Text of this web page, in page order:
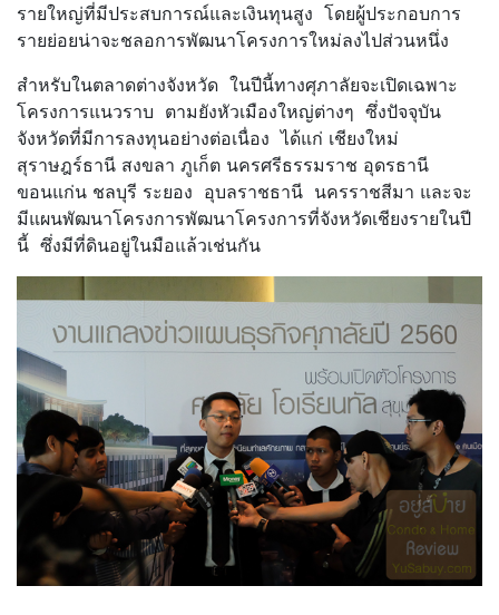
รายใหญ่ที่มีประสบการณ์และเงินทุนสูง โดยผู้ประกอบการ
รายย่อยน่าจะชลอการพัฒนาโครงการใหม่ลงไปส่วนหนึ่ง
สำหรับในตลาดต่างจังหวัด ในปีนี้ทางศุภาลัยจะเปิดเฉพาะ
โครงการแนวราบ ตามยังหัวเมืองใหญ่ต่างๆ ซึ่งปัจจุบัน
จังหวัดที่มีการลงทุนอย่างต่อเนื่อง ได้แก่ เชียงใหม่
สุราษฎร์ธานี สงขลา ภูเก็ต นครศรีธรรมราช อุดรธานี
ขอนแก่น ชลบุรี ระยอง อุบลราชธานี นครราชสีมา และจะ
มีแผนพัฒนาโครงการพัฒนาโครงการที่จังหวัดเชียงรายในปี
นี้ ซึ่งมีที่ดินอยู่ในมือแล้วเช่นกัน